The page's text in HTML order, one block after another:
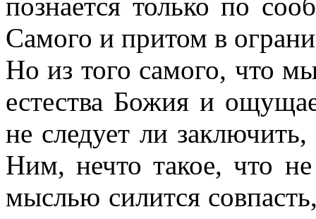
Самого и притом в
Но из того самого, что
естества Божия и
не следует ли
Ним, нечто такое, что
мыслью силится